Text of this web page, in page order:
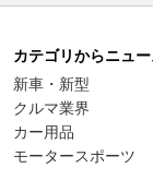
カテゴリからニュ
新車・新型
クルマ業界
カー用品
モータースポーツ